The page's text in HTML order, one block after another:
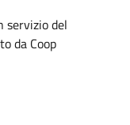
servizio del
da Coop